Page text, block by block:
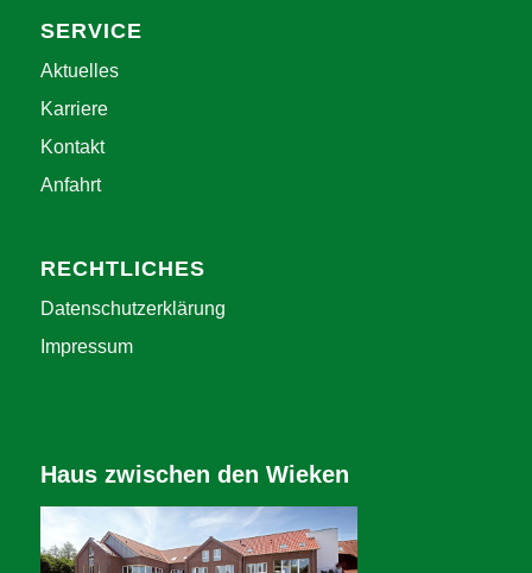
SERVICE
Aktuelles
Karriere
Kontakt
Anfahrt
RECHTLICHES
Datenschutzerklärung
Impressum
Haus zwischen den Wieken